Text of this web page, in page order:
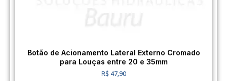
Botão de Acionamento Lateral Externo Cromado
para Louças entre 20 e 35mm
R$ 47,90